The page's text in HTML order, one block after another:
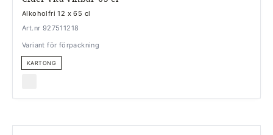
Alkoholfri 12 x 65 cl
Art.nr 927511218
Variant för förpackning
KARTONG